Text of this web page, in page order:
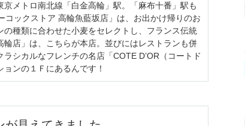
メトロ南北線「白金高輪」駅。「麻布十番」駅も
ックストア 高輪魚藍坂店」は、お出かけ帰りのお
種類に合わせた小麦をセレクトし、フランス伝統
店」は、こちらが本店。並びにはレストランも併
シカルなフレンチの名店「COTE D’OR（コートド
ンの１Ｆにあるんです！